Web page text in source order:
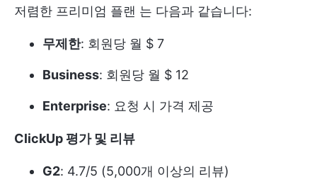
저렴한 프리미엄 플랜 는 다음과 같습니다:
무제한: 회원당 월 $ 7
Business: 회원당 월 $ 12
Enterprise: 요청 시 가격 제공
ClickUp 평가 및 리뷰
G2: 4.7/5 (5,000개 이상의 리뷰)